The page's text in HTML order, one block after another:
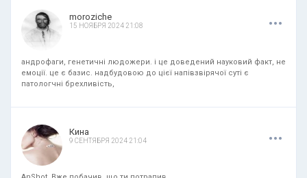
moroziche
15 НОЯБРЯ 2024 21:08 ...
андрофаги, генетичні людожери. і це доведений науковий факт, не
емоції. це є базис. надбудовою до цієї напівзвірячої суті є
патологчні брехливість,
Кина
9 СЕНТЯБРЯ 2024 21:04 ...